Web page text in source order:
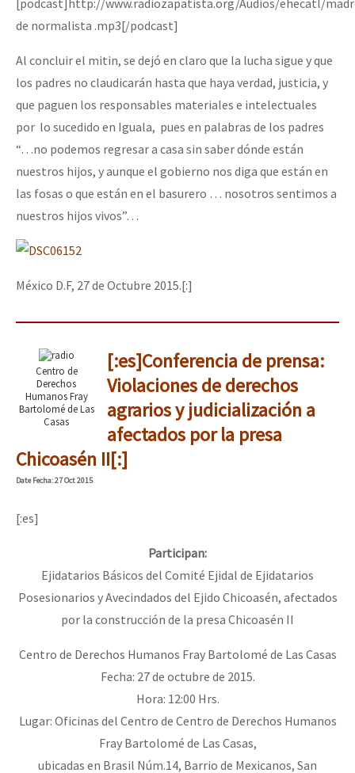
de normalista .mp3[/podcast]
Al concluir el mitin, se dejó en claro que la lucha sigue y que
los padres no claudicarán hasta que haya verdad, justicia, y
que paguen los responsables materiales e intelectuales
por lo sucedido en Iguala, pues en palabras de los padres
“…no podemos regresar a casa sin saber dónde están
nuestros hijos, y aunque el gobierno nos diga que están en
las fosas o que están en el basurero … nosotros sentimos a
nuestros hijos vivos”…
México D.F, 27 de Octubre 2015.[:]
Centro de
Derechos
Humanos Fray
Bartolomé de Las
Casas
[:es]Conferencia de prensa:
Violaciones de derechos
agrarios y judicialización a
afectados por la presa
Chicoasén II[:]
DateFecha: 27 Oct 2015
[:es]
Participan:
Ejidatarios Básicos del Comité Ejidal de Ejidatarios
Posesionarios y Avecindados del Ejido Chicoasén, afectados
por la construcción de la presa Chicoasén II
Centro de Derechos Humanos Fray Bartolomé de Las Casas
Fecha: 27 de octubre de 2015.
Hora: 12:00 Hrs.
Lugar: Oficinas del Centro de Centro de Derechos Humanos
Fray Bartolomé de Las Casas,
ubicadas en Brasil Núm.14, Barrio de Mexicanos, San